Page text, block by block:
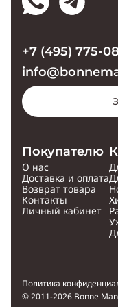
Покупателю
О нас
Доставка и оплата
Возврат товара
Контакты
Личный кабинет
+7 (495) 775-
© 2011-2026 Bonne
Политика